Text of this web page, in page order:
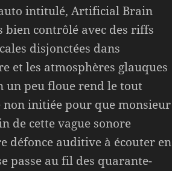
intitulé, Artificial Brain
bien contrôlé avec des riffs
disjonctées dans
et les atmosphères glauques
un peu floue rend le tout
initiée pour que monsieur
de cette vague sonore
défonce auditive à écouter en
passe au fil des quarante-